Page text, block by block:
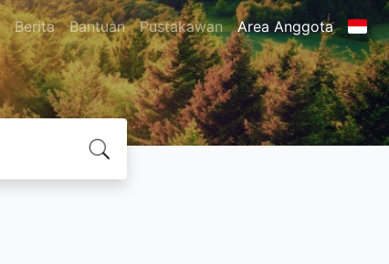
Berita Bantuan Pustakawan Area Anggota